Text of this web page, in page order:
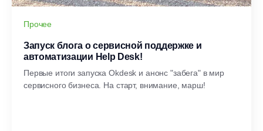
Прочее
Запуск блога о сервисной поддержке и
автоматизации Help Desk!
Первые итоги запуска Okdesk и анонс "забега" в мир
сервисного бизнеса. На старт, внимание, марш!